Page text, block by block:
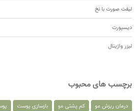
لیفت صورت با نخ
دیسپورت
لیزر واژینال
برچسب های محبوب
درمان ریزش مو کم پشتی مو بازسازی پوست